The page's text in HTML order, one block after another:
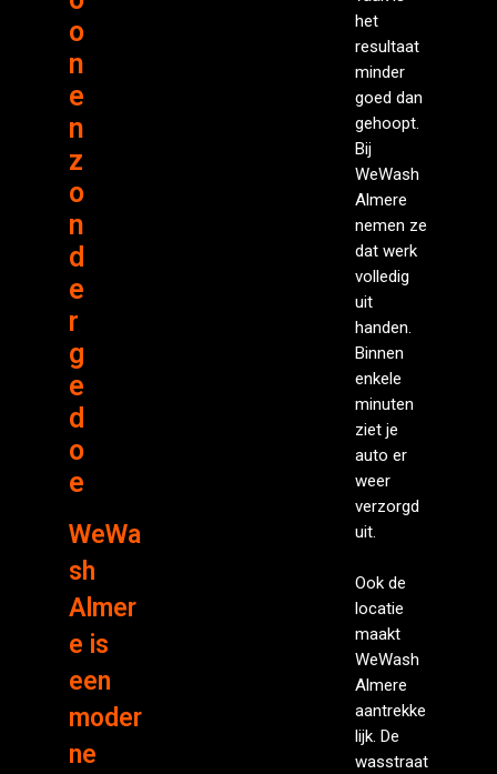
o
n
e
n
z
o
n
d
e
r
g
e
d
o
e
WeWa
sh
Almer
e is
een
moder
ne
het
resultaat
minder
goed dan
gehoopt.
Bij
WeWash
Almere
nemen ze
dat werk
volledig
uit
handen.
Binnen
enkele
minuten
ziet je
auto er
weer
verzorgd
uit.
Ook de
locatie
maakt
WeWash
Almere
aantrekke
lijk. De
wasstraat